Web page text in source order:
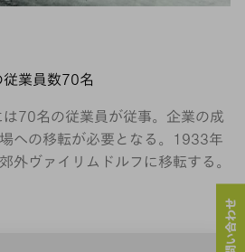
業員数70名
70名の従業員が従事。企業の成
への移転が必要となる。1933年
外ヴァイリムドルフに移転する。